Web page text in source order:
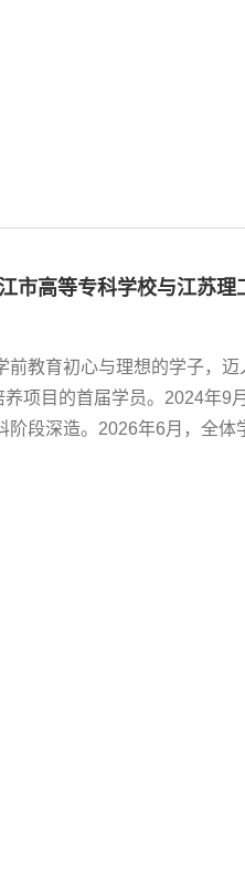
育初心与理想的学子，迈
项目的首届学员。2024年9
段深造。2026年6月，全体